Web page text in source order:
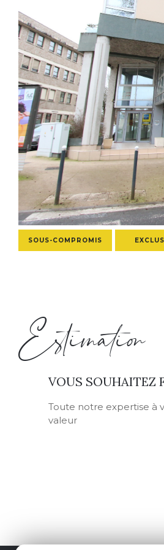
SOUS-COMPROMIS
Estimation
VOUS SOUHAITEZ
Toute notre expertise à
valeur